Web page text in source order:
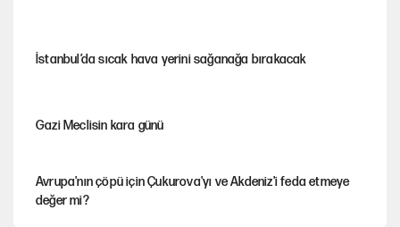
İstanbul’da sıcak hava yerini sağanağa bırakacak
Gazi Meclisin kara günü
Avrupa'nın çöpü için Çukurova'yı ve Akdeniz'i feda etmeye
değer mi?